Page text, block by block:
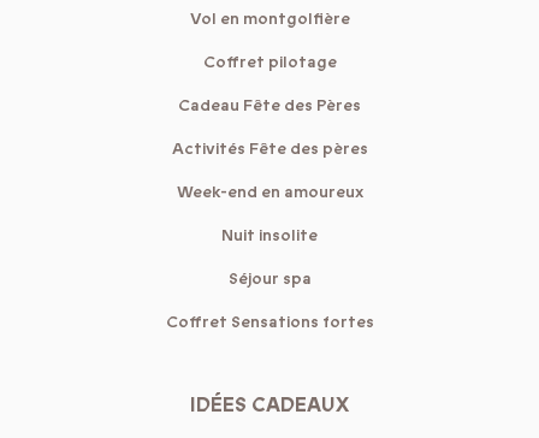
Vol en montgolfière
Coffret pilotage
Cadeau Fête des Pères
Activités Fête des pères
Week-end en amoureux
Nuit insolite
Séjour spa
Coffret Sensations fortes
IDÉES CADEAUX